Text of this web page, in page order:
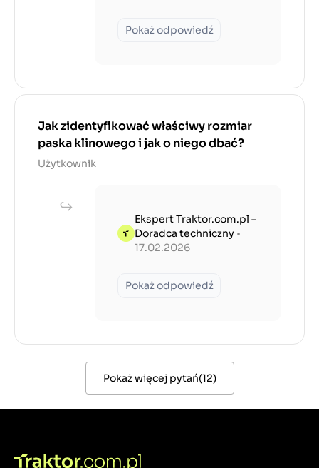
Pokaż odpowiedź
Jak zidentyfikować właściwy rozmiar
paska klinowego i jak o niego dbać?
Użytkownik
Ekspert Traktor.com.pl –
Doradca techniczny •
17.02.2026
Pokaż odpowiedź
Pokaż więcej pytań(12)